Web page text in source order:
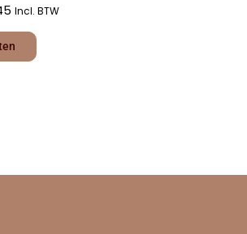
Incl. BTW